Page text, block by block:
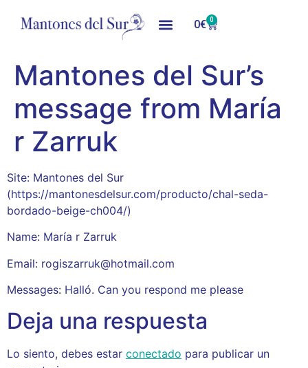
0€ 0
Mantones del Sur’s
message from María
r Zarruk
Site: Mantones del Sur
(https://mantonesdelsur.com/producto/chal-seda-
bordado-beige-ch004/)
Name: María r Zarruk
Email: rogiszarruk@hotmail.com
Messages: Halló. Can you respond me please
Deja una respuesta
Lo siento, debes estar conectado para publicar un